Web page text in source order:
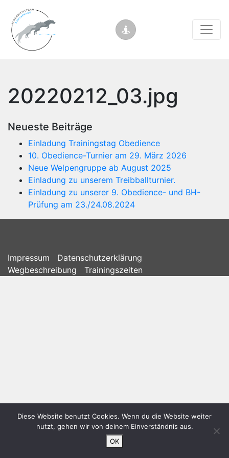
20220212_03.jpg
Neueste Beiträge
Einladung Trainingstag Obedience
10. Obedience-Turnier am 29. März 2026
Neue Welpengruppe ab August 2025
Einladung zu unserem Treibballturnier.
Einladung zu unserer 9. Obedience- und BH-
Prüfung am 23./24.08.2024
Impressum
Datenschutzerklärung
Wegbeschreibung
Trainingszeiten
Diese Website benutzt Cookies. Wenn du die Website weiter
nutzt, gehen wir von deinem Einverständnis aus.
OK